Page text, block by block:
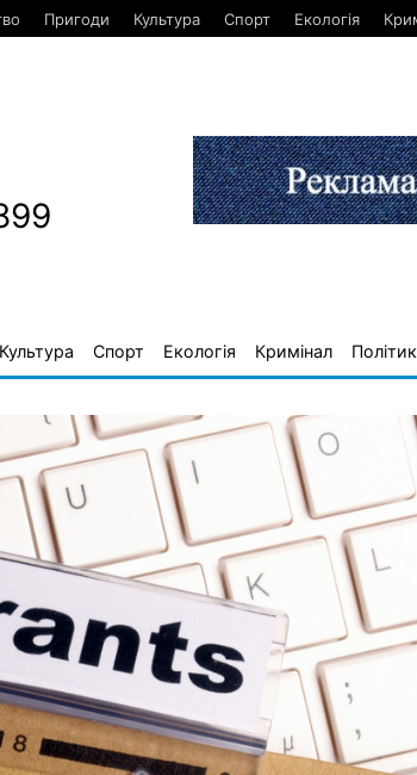
Пригоди Культура Спорт Екологія
Культура Спорт Екологія Кримінал